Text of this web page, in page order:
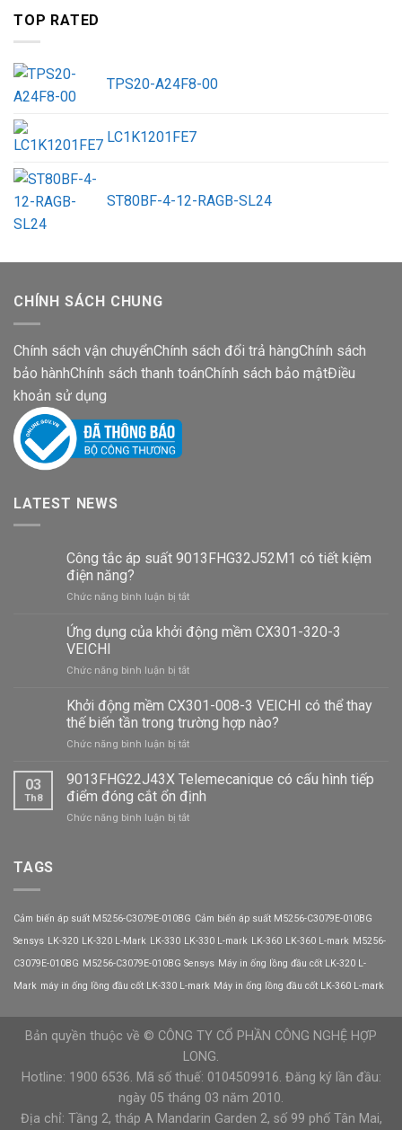
TOP RATED
TPS20-A24F8-00
LC1K1201FE7
ST80BF-4-12-RAGB-SL24
CHÍNH SÁCH CHUNG
Chính sách vận chuyểnChính sách đổi trả hàngChính sách
bảo hànhChính sách thanh toánChính sách bảo mậtĐiều
khoản sử dụng
LATEST NEWS
Công tắc áp suất 9013FHG32J52M1 có tiết kiệm
điện năng?
Chức năng bình luận bị tắtở
tắc
áp
9013FHG32J52M1
tiết
kiệm
năng?
Ứng dụng của khởi động mềm CX301-320-3
VEICHI
Chức năng bình luận bị tắtở
dụng
của
khởi
động
CX301-
320-
3
VEICHI
Khởi động mềm CX301-008-3 VEICHI có thể thay
thế biến tần trong trường hợp nào?
Chức năng bình luận bị tắtở
động
mềm
CX301-
008-
tần
hợp
03
Th8
9013FHG22J43X Telemecanique có cấu hình tiếp
điểm đóng cắt ổn định
Chức năng bình luận bị tắtở
điểm
đóng
ổn
định
TAGS
Cảm biến áp suất M5256-C3079E-010BG Cảm biến áp suất M5256-C3079E-010BG
Sensys LK-320 LK-320 L-Mark LK-330 LK-330 L-mark LK-360 LK-360 L-mark M5256-
C3079E-010BG M5256-C3079E-010BG Sensys Máy in ống lồng đầu cốt LK-320 L-
Mark máy in ống lồng đầu cốt LK-330 L-mark Máy in ống lồng đầu cốt LK-360 L-mark
Bản quyền thuộc về © CÔNG TY CỔ PHẦN CÔNG NGHỆ HỢP
LONG.
Hotline: 1900 6536. Mã số thuế: 0104509916. Đăng ký lần đầu:
ngày 05 tháng 03 năm 2010.
Địa chỉ: Tầng 2, tháp A Mandarin Garden 2, số 99 phố Tân Mai,